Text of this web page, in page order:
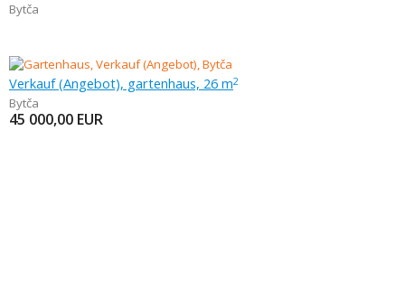
Bytča
Verkauf (Angebot), gartenhaus, 26 m2
Bytča
45 000,00 EUR